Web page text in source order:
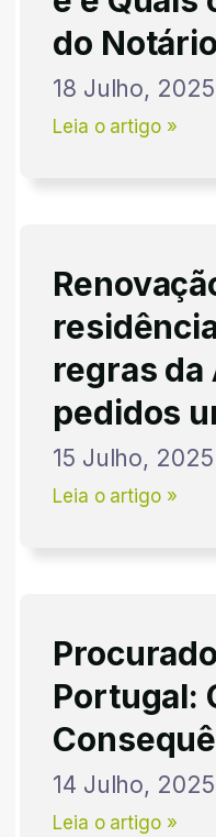
do
18 Julho, 2025
Leia o artigo »
regras da
pedidos
15 Julho, 2025
Leia o artigo »
Portugal:
14 Julho, 2025
Leia o artigo »